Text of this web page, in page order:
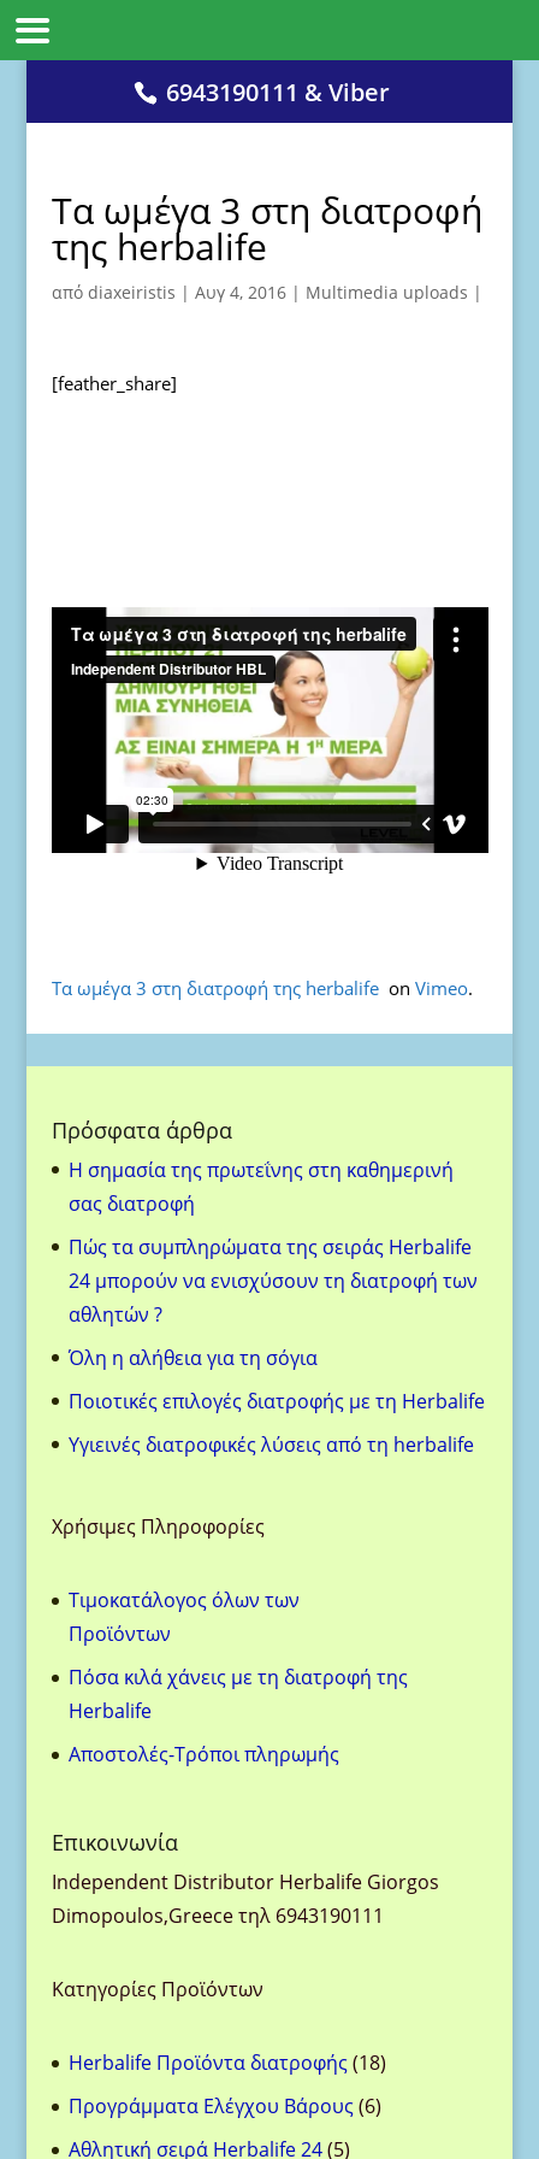
6943190111 & Viber
Τα ωμέγα 3 στη διατροφή
της herbalife
από diaxeiristis | Αυγ 4, 2016| Multimedia uploads |
[feather_share]
Τα ωμέγα 3 στη διατροφή της herbalifeon Vimeo.
Πρόσφατα άρθρα
H σημασία της πρωτεΐνης στη καθημερινή
σας διατροφή
Πώς τα συμπληρώματα της σειράς Herbalife
24 μπορούν να ενισχύσουν τη διατροφή των
αθλητών ?
Όλη η αλήθεια για τη σόγια
Ποιοτικές επιλογές διατροφής με τη Herbalife
Υγιεινές διατροφικές λύσεις από τη herbalife
Χρήσιμες Πληροφορίες
Τιμοκατάλογος όλων των
Προϊόντων
Πόσα κιλά χάνεις με τη διατροφή της
Herbalife
Aποστολές-Τρόποι πληρωμής
Eπικοινωνία
Ιndependent Distributor Herbalife Giorgos
Dimopoulos,Greece τηλ 6943190111
Κατηγορίες Προϊόντων
Herbalife Προϊόντα διατροφής 1818
προϊόντα
Προγράμματα Ελέγχου Βάρους 66
Αθλητική σειρά Herbalife 24 55